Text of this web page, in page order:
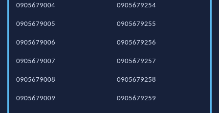
0905679004
0905679005
0905679006
0905679007
0905679008
0905679009
0905679254
0905679255
0905679256
0905679257
0905679258
0905679259